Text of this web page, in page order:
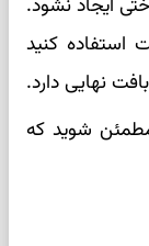
ایجاد نشود.
استفاده کنید
نهایی دارد.
شوید که